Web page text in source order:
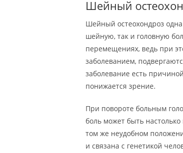
Шейный
Шейный остеохондроз
шейную, так и головную
перемещениях, ведь при
заболеванием,
заболевание есть
понижается зрение.
При повороте больным
боль может быть
том же неудобном
и связана с генетикой